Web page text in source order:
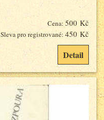
Cena: 500 Kč
Sleva pro registrované: 450 Kč
Detail